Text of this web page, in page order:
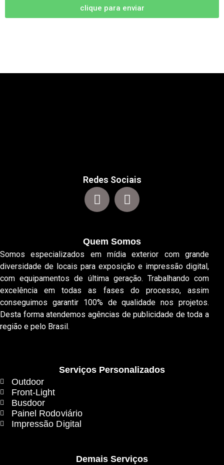
clique para enviar
Redes Sociais
Quem Somos
Somos especializados em mídia exterior com grande
diversidade de locais para exposição e impressão digital,
com equipamentos de última geração. Trabalhando com
excelência em todas as fases do processo, assim
conseguimos garantir 100% de qualidade nos projetos.
Desta forma atendemos agências de publicidade de toda a
região e pelo Brasil.
Serviços Personalizados
Outdoor
Front-Light
Busdoor
Painel Rodoviário
Impressão Digital
Demais Serviços